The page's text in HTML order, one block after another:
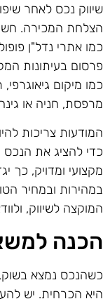
נכס לאחר
המכירה.
אתרי נדל"ן
בעיתונות
מיקום
חניה או
צריכות
להציג את הנכס
ומדויק, כך
ובמחיר
לשיווק,
נמצא בשוק,
הכרחית. יש